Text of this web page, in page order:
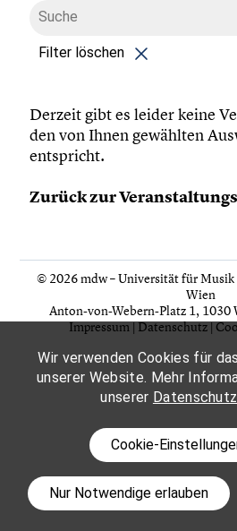
Wir verwenden Cookies für
unserer Website. Mehr
unserer
Cookie-
Nur Notwendige erlauben
Filter löschen
Derzeit gibt es leider keine
den von Ihnen gewählten
entspricht.
Zurück zur
© 2026 mdw – Universität für
Wien
Anton-von-Webern-Platz 1, 1030
Impressum|Datenschutz|